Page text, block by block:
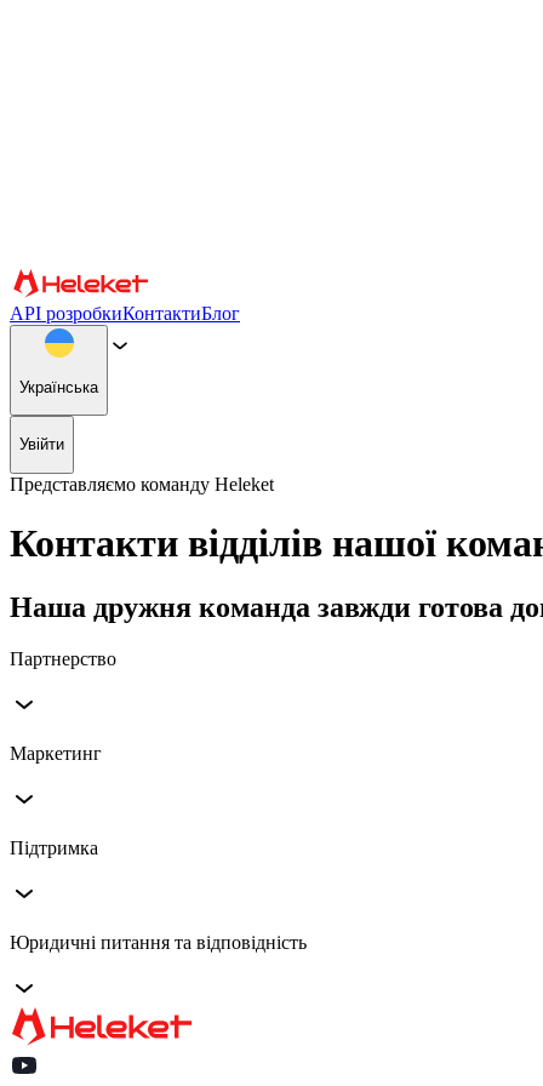
API розробкиКонтактиБлог
Українська
Увійти
Представляємо команду Heleket
Контакти відділів нашої
Наша дружня команда завжди готова
Партнерство
Arturas Norkus
Керівник з розвитку бізнесу
telegram
Маркетинг
Щодо реклами та співпраці
marketing@heleket.com
Підтримка
Щодо проблем користувачів
email
Юридичні питання та відповідність
Для запитів правоохоронних органів